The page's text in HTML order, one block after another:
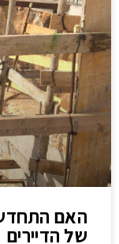
האם
של הדיירים